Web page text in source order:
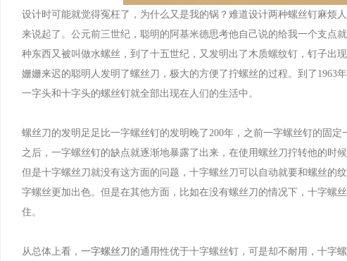
设计时可能就觉得冤枉了，为什么又是我的锅？难道设计两种螺丝钉麻烦
来说起了。公元前三世纪，聪明的阿基米德思考他自己说的给我一个支点
种东西又被叫做水螺丝，到了十五世纪，又发明出了木质螺纹钉，钉子出
姗姗来迟的聪明人发明了螺丝刀，极大的方便了拧螺丝的过程。到了1963
一字头和十字头的螺丝钉就全部出现在人们的生活中。
螺丝刀的发明足足比一字螺丝钉的发明晚了200年，之前一字螺丝钉的固
之后，一字螺丝钉的缺点就逐渐地暴露了出来，在使用螺丝刀拧转他的时
但是十字螺丝刀就没有这方面的问题，十字螺丝刀可以自动就要和螺丝的
字螺丝更加出色。但是在其他方面，比如在没有螺丝刀的情况下，十字螺
住。
从总体上看， 一字螺丝刀 的通用性优于十字螺丝钉，可是却不耐用，十字